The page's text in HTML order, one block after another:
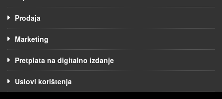
Prodaja
Marketing
Pretplata na digitalno izdanje
Uslovi korištenja